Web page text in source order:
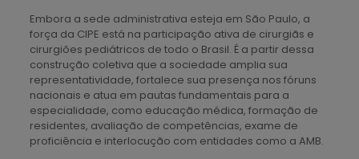
Embora a sede administrativa esteja em São Paulo, a
força da CIPE está na participação ativa de cirurgiãs e
cirurgiões pediátricos de todo o Brasil. É a partir dessa
construção coletiva que a sociedade amplia sua
representatividade, fortalece sua presença nos fóruns
nacionais e atua em pautas fundamentais para a
especialidade, como educação médica, formação de
residentes, avaliação de competências, exame de
proficiência e interlocução com entidades como a AMB.